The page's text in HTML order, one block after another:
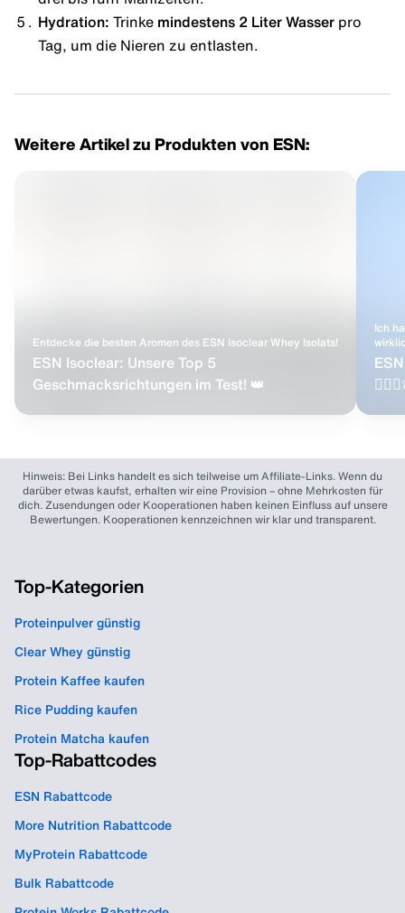
Hydration: Trinke mindestens 2 Liter Wasserpro
Tag, um die Nieren zu entlasten.
Weitere Artikel zu Produkten von ESN:
Entdecke die besten Aromen des ESN Isoclear Whey Isolats!
ESN Isoclear: Unsere Top 5
Geschmacksrichtungen im Test! 👑
Ich
Hinweis: Bei Links handelt es sich teilweise um Affiliate-Links. Wenn du
darüber etwas kaufst, erhalten wir eine Provision – ohne Mehrkosten für
dich. Zusendungen oder Kooperationen haben keinen Einfluss auf unsere
Bewertungen. Kooperationen kennzeichnen wir klar und transparent.
Top-Kategorien
Proteinpulver günstig
Clear Whey günstig
Protein Kaffee kaufen
Rice Pudding kaufen
Protein Matcha kaufen
Top-Rabattcodes
ESN Rabattcode
More Nutrition Rabattcode
MyProtein Rabattcode
Bulk Rabattcode